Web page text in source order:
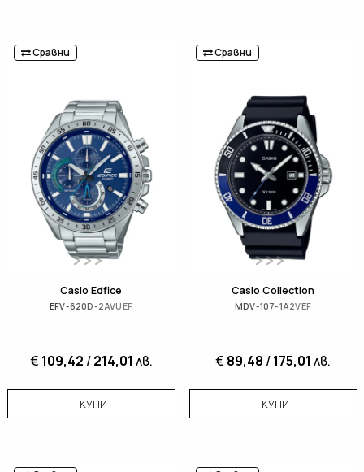
Сравни
Casio Edfice
EFV-620D-2AVUEF
€ 109,42 /214,01 лв.
КУПИ
Сравни
Casio Collection
MDV-107-1A2VEF
€ 89,48 /175,01 лв.
КУПИ